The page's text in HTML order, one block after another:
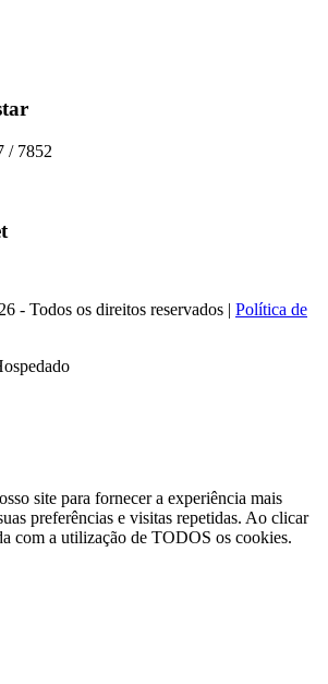
/ 7852
- Todos os direitos reservados | Política de
site para fornecer a experiência mais
preferências e visitas repetidas. Ao clicar
com a utilização de TODOS os cookies.